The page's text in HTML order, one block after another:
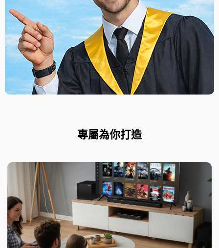
專屬為你打造